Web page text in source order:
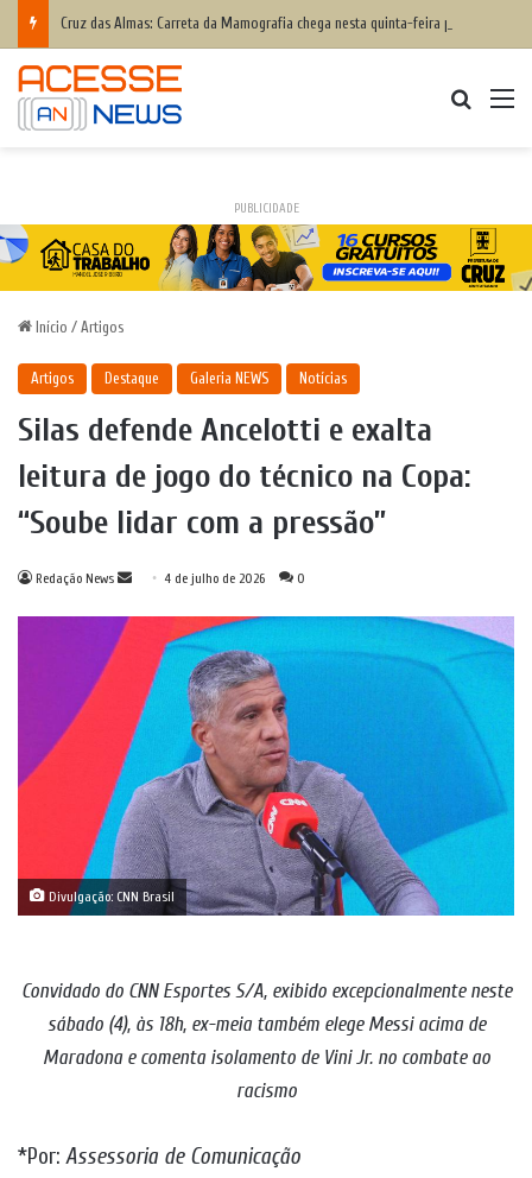
PUBLICIDADE
Início / Artigos
Artigos Destaque Galeria NEWS Notícias
Silas defende Ancelotti e exalta
leitura de jogo do técnico na Copa:
“Soube lidar com a pressão”
Redação News
Mande
mail
4 de julho de 2026 0
Divulgação: CNN Brasil
Convidado do CNN Esportes S/A, exibido excepcionalmente neste
sábado (4), às 18h, ex-meia também elege Messi acima de
Maradona e comenta isolamento de Vini Jr. no combate ao
racismo
*Por: Assessoria de Comunicação